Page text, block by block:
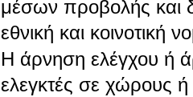
μέσων προβολής και
εθνική και κοινοτική
Η άρνηση ελέγχου ή
ελεγκτές σε χώρους ή